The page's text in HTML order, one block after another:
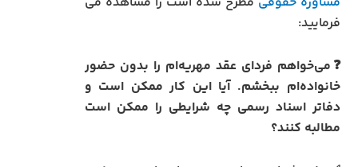
فرمایید:
❓می‌خواهم فردای عقد مهریه‌ام را بدون حضور
خانواده‌ام ببخشم. آیا این کار ممکن است و
دفاتر اسناد رسمی چه شرایطی را ممکن است
مطالبه کنند؟